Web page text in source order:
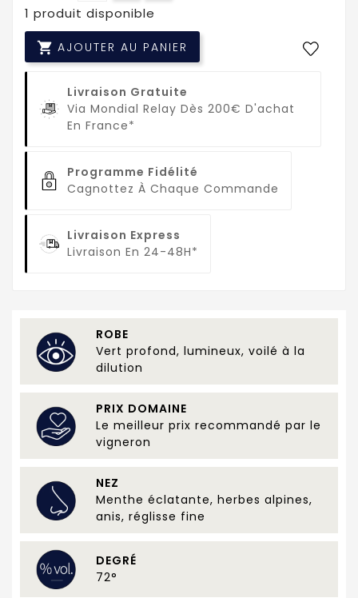
1 produit disponible
 AJOUTER AU PANIER
Livraison Gratuite
Via Mondial Relay Dès 200€ D'achat
En France*
Programme Fidélité
Cagnottez À Chaque Commande
Livraison Express
Livraison En 24-48H*
ROBE
Vert profond, lumineux, voilé à la
dilution
PRIX DOMAINE
Le meilleur prix recommandé par le
vigneron
NEZ
Menthe éclatante, herbes alpines,
anis, réglisse fine
DEGRÉ
72°